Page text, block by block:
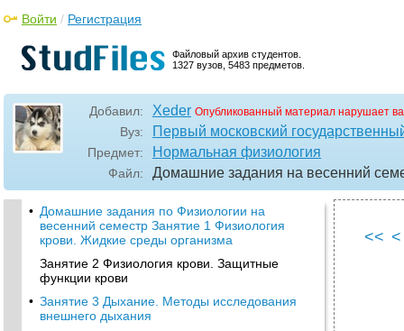
Файловый архив студентов.
1327 вузов, 5483 предметов.
Войти / Регистрация
Добавил: Xeder Опубликованный материал нарушает
Вуз: Первый московский
Предмет: Нормальная физиология
Файл: Домашние задания на весенний
• Домашние задания по Физиологии на
весенний семестр Занятие 1 Физиология
крови. Жидкие среды организма
Занятие 2 Физиология крови. Защитные
функции крови
• Занятие 3 Дыхание. Методы исследования
внешнего дыхания
<<